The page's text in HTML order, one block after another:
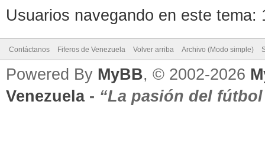
Usuarios navegando en este tema:
Contáctanos Fiferos de Venezuela Volver arriba Archivo (Modo simple)
Powered By MyBB, © 2002-2026
Venezuela- “La pasión del